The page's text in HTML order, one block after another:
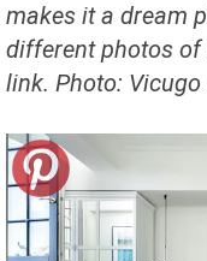
makes it a dream
different photos
link. Photo: Vicugo